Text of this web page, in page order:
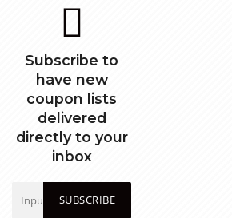
Subscribe to
have new
coupon lists
delivered
directly to your
inbox
SUBSCRIBE